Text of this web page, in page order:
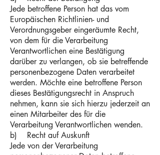
Jede betroffene Person hat das vom
Europäischen Richtlinien- und
Verordnungsgeber eingeräumte Recht,
von dem für die Verarbeitung
Verantwortlichen eine Bestätigung
darüber zu verlangen, ob sie betreffende
personenbezogene Daten verarbeitet
werden. Möchte eine betroffene Person
dieses Bestätigungsrecht in Anspruch
nehmen, kann sie sich hierzu jederzeit an
einen Mitarbeiter des für die
Verarbeitung Verantwortlichen wenden.
b) Recht auf Auskunft
Jede von der Verarbeitung